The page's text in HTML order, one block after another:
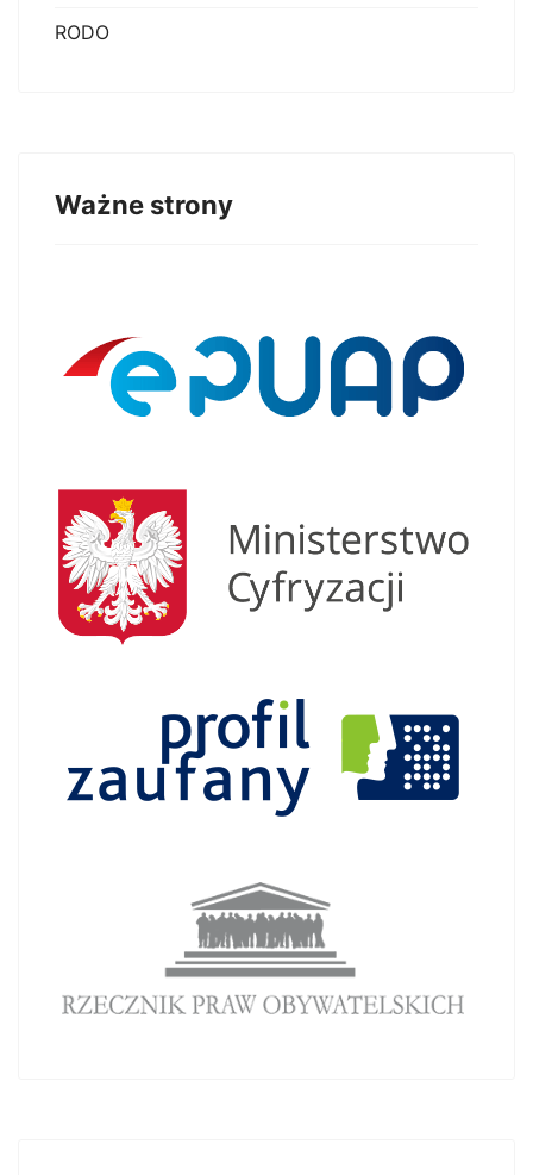
RODO
Ważne strony